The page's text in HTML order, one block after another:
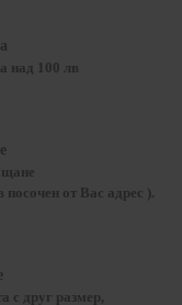
над 100 лв
от Вас адрес ).
с друг размер,